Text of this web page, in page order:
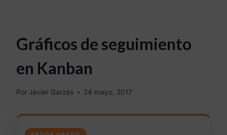
Gráficos de seguimiento
en Kanban
Por Javier Garzás 24 mayo, 2017